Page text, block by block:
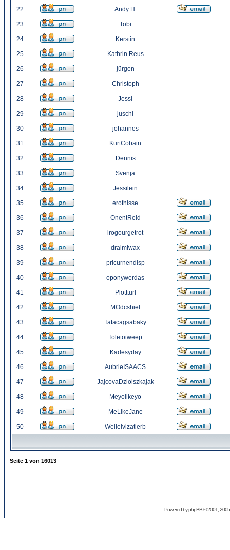
22 Andy H.
23 Tobi
24 Kerstin
25 Kathrin Reus
26 jürgen
27 Christoph
28 Jessi
29 juschi
30 johannes
31 KurtCobain
32 Dennis
33 Svenja
34 Jessilein
35 erothisse
36 OnentReld
37 irogourgetrot
38 draimiwax
39 pricurnendisp
40 oponywerdas
41 Plottturl
42 MOdcshiel
43 Tatacagsabaky
44 Toletoiweep
45 Kadesyday
46 AubrieISAACS
47 JajcovaDziolszkajak
48 Meyolikeyo
49 MeLikeJane
50 Weilelvizatierb
Seite 1 von 16013
Powered byphpBB© 2001,